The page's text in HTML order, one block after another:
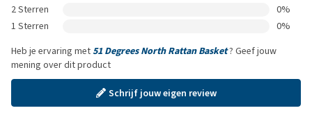
2 Sterren
0%
1 Sterren
0%
Heb je ervaring met51 Degrees North Rattan Basket? Geef jouw
mening over dit product
Schrijf jouw eigen review